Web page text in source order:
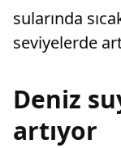
sularında
seviyelerde
Deniz
artıyor